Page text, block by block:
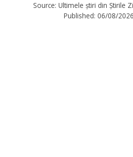
Source: Ultimele știri din Știrile
Published: 06/08/